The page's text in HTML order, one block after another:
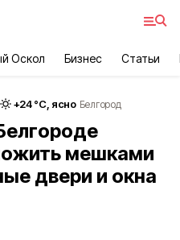
Оскол Бизнес Статьи
+24°С, ясно Белгород
мешками
двери и окна